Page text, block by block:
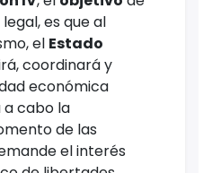
es que al
el Estado
coordinará y
económica
a cabo la
de las
el interés